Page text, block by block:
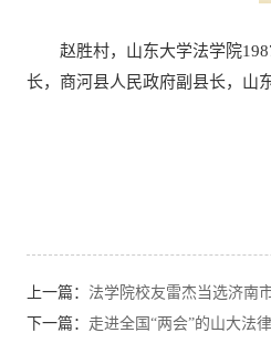
赵胜村，山东大学法学院
长，商河县人民政府副县长，山
上一篇： 法学院校友雷杰当选济南
下一篇： 走进全国“两会”的山大法